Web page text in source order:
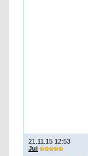
21.11.15 12:53
Jui